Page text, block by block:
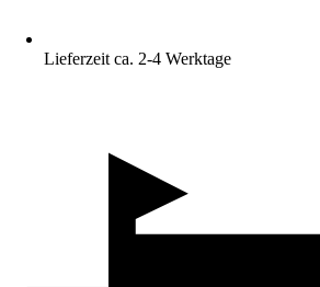
Lieferzeit ca. 2-4 Werktage